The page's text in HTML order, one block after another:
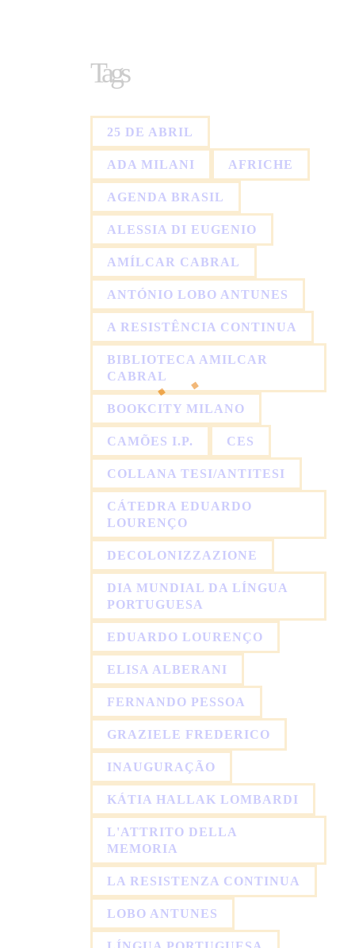
Tags
25 DE ABRIL
ADA MILANI AFRICHE
AGENDA BRASIL
ALESSIA DI EUGENIO
AMÍLCAR CABRAL
ANTÓNIO LOBO ANTUNES
A RESISTÊNCIA CONTINUA
BIBLIOTECA AMILCAR
CABRAL
BOOKCITY MILANO
CAMÕES I.P. CES
COLLANA TESI/ANTITESI
CÁTEDRA EDUARDO
LOURENÇO
DECOLONIZZAZIONE
DIA MUNDIAL DA LÍNGUA
PORTUGUESA
EDUARDO LOURENÇO
ELISA ALBERANI
FERNANDO PESSOA
GRAZIELE FREDERICO
INAUGURAÇÃO
KÁTIA HALLAK LOMBARDI
L'ATTRITO DELLA
MEMORIA
LA RESISTENZA CONTINUA
LOBO ANTUNES